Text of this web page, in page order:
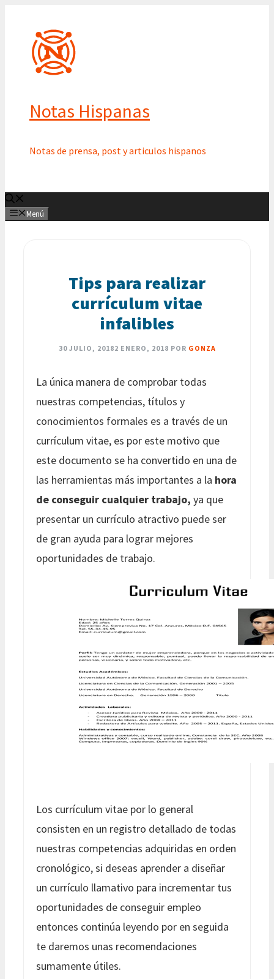
contenido
Notas Hispanas
Notas de prensa, post y articulos hispanos
Menú
Tips para realizar
currículum vitae
infalibles
30 JULIO, 20182 ENERO, 2018 POR GONZA
La única manera de comprobar todas
nuestras competencias, títulos y
conocimientos formales es a través de un
currículum vitae, es por este motivo que
este documento se ha convertido en una de
las herramientas más importantes a la hora
de conseguir cualquier trabajo, ya que
presentar un currículo atractivo puede ser
de gran ayuda para lograr mejores
oportunidades de trabajo.
Los currículum vitae por lo general
consisten en un registro detallado de todas
nuestras competencias adquiridas en orden
cronológico, si deseas aprender a diseñar
un currículo llamativo para incrementar tus
oportunidades de conseguir empleo
entonces continúa leyendo por en seguida
te daremos unas recomendaciones
sumamente útiles.